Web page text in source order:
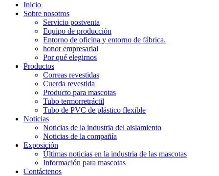
Inicio
Sobre nosotros
Servicio postventa
Equipo de producción
Entorno de oficina y entorno de fábrica.
honor empresarial
Por qué elegirnos
Productos
Correas revestidas
Cuerda revestida
Producto para mascotas
Tubo termorretráctil
Tubo de PVC de plástico flexible
Noticias
Noticias de la industria del aislamiento
Noticias de la compañía
Exposición
Últimas noticias en la industria de las mascotas
Información para mascotas
Contáctenos